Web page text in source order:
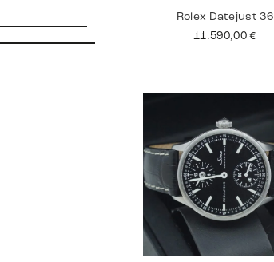
Rolex Datejust 36
11.590,00€